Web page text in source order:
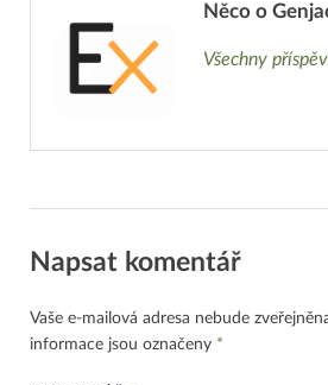
Něco o
Všechny
Napsat komentář
Vaše e-mailová adresa nebude
informace jsou označeny *